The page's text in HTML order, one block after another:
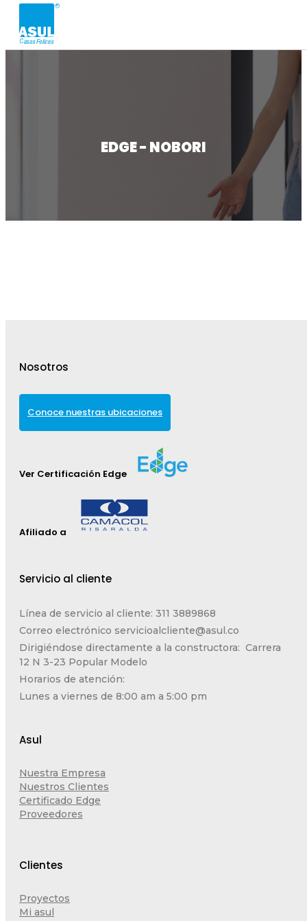
EDGE - NOBORI
Nosotros
Conoce nuestras ubicaciones
Ver Certificación Edge
Afiliado a
Servicio al cliente
Línea de servicio al cliente: 311 3889868
Correo electrónico servicioalcliente@asul.co
Dirigiéndose directamente a la constructora: Carrera
12 N 3-23 Popular Modelo
Horarios de atención:
Lunes a viernes de 8:00 am a 5:00 pm
Asul
Nuestra Empresa
Nuestros Clientes
Certificado Edge
Proveedores
Clientes
Proyectos
Mi asul